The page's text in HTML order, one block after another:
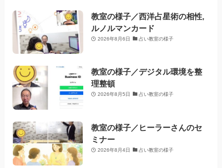
教室の様子／西洋占星術の相性,
ルノルマンカード
2026年8月6日 占い教室の様子
教室の様子／デジタル環境を整
理整頓
2026年8月5日 占い教室の様子
教室の様子／ヒーラーさんのセ
ミナー
2026年8月4日 占い教室の様子